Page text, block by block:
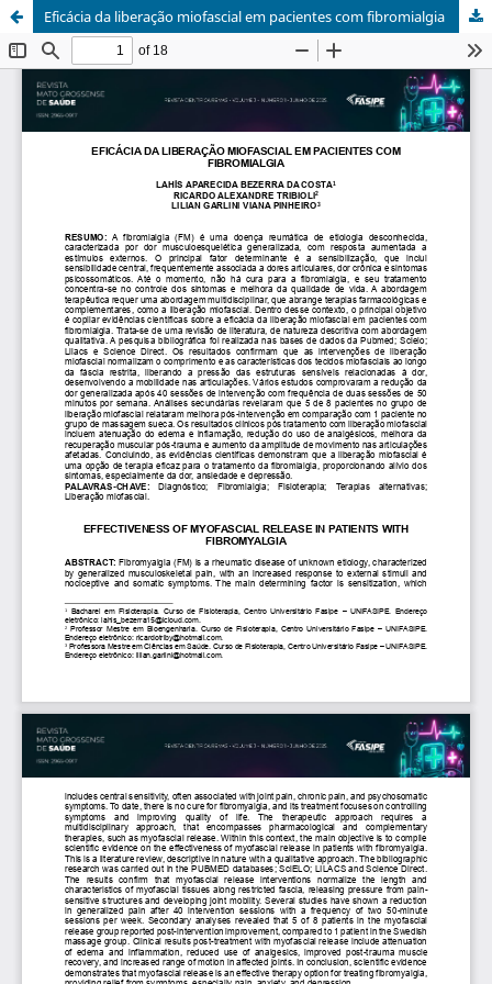
Eficácia da liberação miofascial em pacientes com fibromialgia